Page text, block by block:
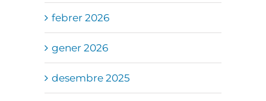
febrer 2026
gener 2026
desembre 2025